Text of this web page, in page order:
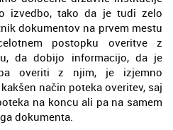
izvedbo, tako da je tudi zelo
dokumentov na prvem mestu
postopku overitve z
da dobijo informacijo, da je
overiti z njim, je izjemno
način poteka overitev, saj
na koncu ali pa na samem
dokumenta.